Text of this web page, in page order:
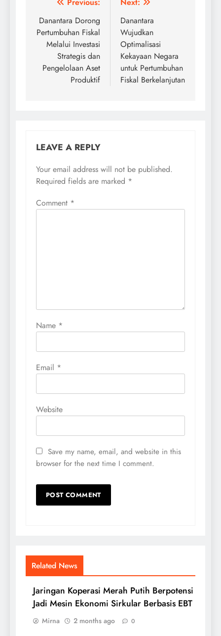
Post
navigation
Danantara Dorong
Pertumbuhan Fiskal
Melalui Investasi
Strategis dan
Pengelolaan Aset
Produktif
Danantara
Wujudkan
Optimalisasi
Kekayaan Negara
untuk Pertumbuhan
Fiskal Berkelanjutan
LEAVE A REPLY
Your email address will not be published.
Required fields are marked *
Comment *
Name *
Email *
Website
Save my name, email, and website in this
browser for the next time I comment.
Related News
Jaringan Koperasi Merah Putih Berpotensi
Jadi Mesin Ekonomi Sirkular Berbasis EBT
Mirna 2 months ago 0